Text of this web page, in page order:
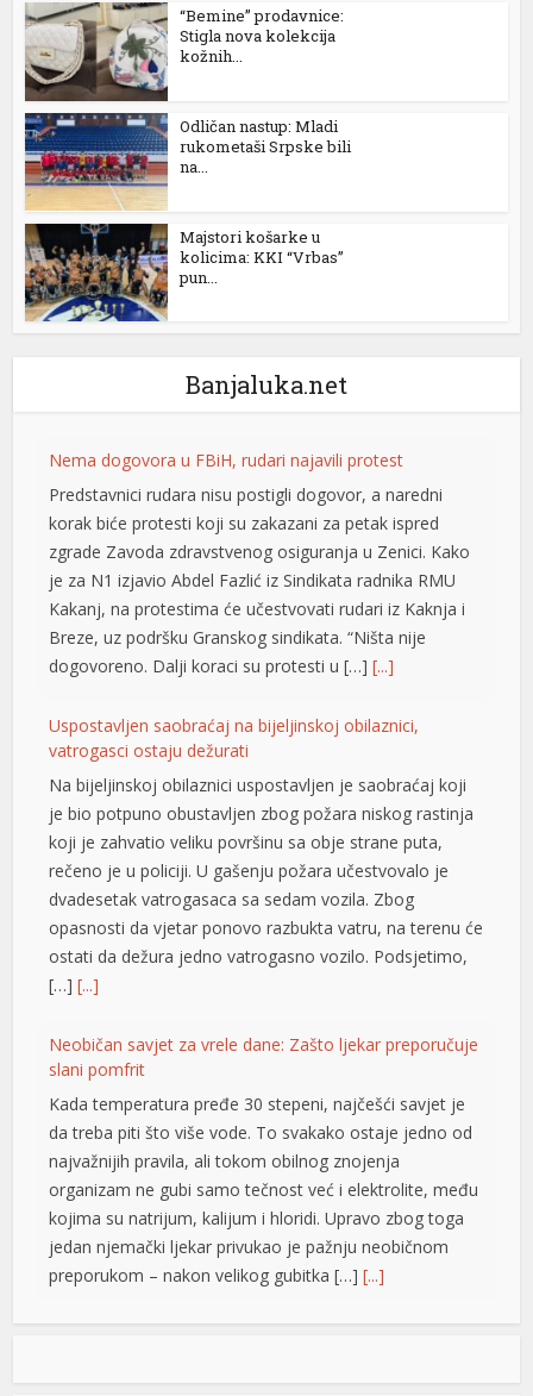
“Bemine” prodavnice:
Stigla nova kolekcija
kožnih...
Odličan nastup: Mladi
rukometaši Srpske bili
na...
Majstori košarke u
kolicima: KKI “Vrbas”
pun...
Banjaluka.net
Nema dogovora u FBiH, rudari najavili protest
Predstavnici rudara nisu postigli dogovor, a naredni
korak biće protesti koji su zakazani za petak ispred
zgrade Zavoda zdravstvenog osiguranja u Zenici. Kako
je za N1 izjavio Abdel Fazlić iz Sindikata radnika RMU
Kakanj, na protestima će učestvovati rudari iz Kaknja i
Breze, uz podršku Granskog sindikata. “Ništa nije
dogovoreno. Dalji koraci su protesti u […][...]
Uspostavljen saobraćaj na bijeljinskoj obilaznici,
vatrogasci ostaju dežurati
Na bijeljinskoj obilaznici uspostavljen je saobraćaj koji
je bio potpuno obustavljen zbog požara niskog rastinja
koji je zahvatio veliku površinu sa obje strane puta,
rečeno je u policiji. U gašenju požara učestvovalo je
dvadesetak vatrogasaca sa sedam vozila. Zbog
opasnosti da vjetar ponovo razbukta vatru, na terenu će
ostati da dežura jedno vatrogasno vozilo. Podsjetimo,
[…][...]
Neobičan savjet za vrele dane: Zašto ljekar preporučuje
slani pomfrit
Kada temperatura pređe 30 stepeni, najčešći savjet je
da treba piti što više vode. To svakako ostaje jedno od
najvažnijih pravila, ali tokom obilnog znojenja
organizam ne gubi samo tečnost već i elektrolite, među
kojima su natrijum, kalijum i hloridi. Upravo zbog toga
jedan njemački ljekar privukao je pažnju neobičnom
preporukom – nakon velikog gubitka […][...]